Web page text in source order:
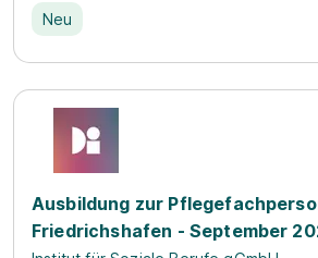
Neu
Ausbildung zur
Friedrichshafen - September